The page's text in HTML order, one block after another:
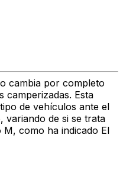
cambia por completo
camperizadas. Esta
de vehículos ante el
variando de si se trata
como ha indicado El